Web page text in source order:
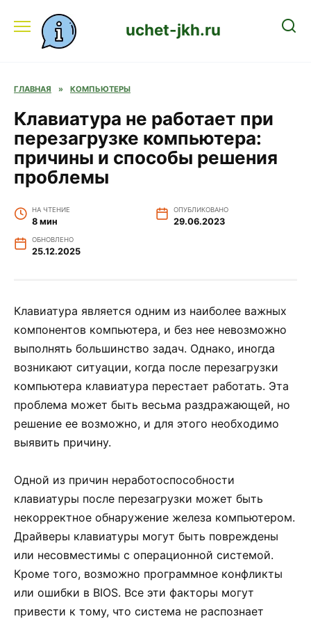
содержанию
uchet-jkh.ru
ГЛАВНАЯ » КОМПЬЮТЕРЫ
Клавиатура не работает при
перезагрузке компьютера:
причины и способы решения
проблемы
НА ЧТЕНИЕ
8 мин
ОПУБЛИКОВАНО
29.06.2023
ОБНОВЛЕНО
25.12.2025
Клавиатура является одним из наиболее важных
компонентов компьютера, и без нее невозможно
выполнять большинство задач. Однако, иногда
возникают ситуации, когда после перезагрузки
компьютера клавиатура перестает работать. Эта
проблема может быть весьма раздражающей, но
решение ее возможно, и для этого необходимо
выявить причину.
Одной из причин неработоспособности
клавиатуры после перезагрузки может быть
некорректное обнаружение железа компьютером.
Драйверы клавиатуры могут быть повреждены
или несовместимы с операционной системой.
Кроме того, возможно программное конфликты
или ошибки в BIOS. Все эти факторы могут
привести к тому, что система не распознает